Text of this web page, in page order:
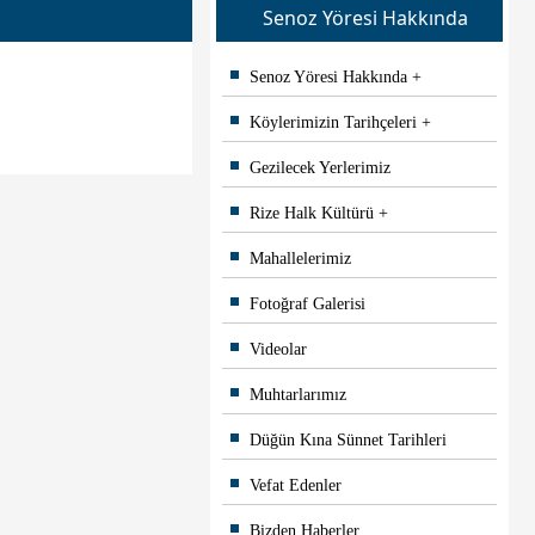
Senoz Yöresi Hakkında
Senoz Yöresi Hakkında
Köylerimizin Tarihçeleri
Gezilecek Yerlerimiz
Rize Halk Kültürü
Mahallelerimiz
Fotoğraf Galerisi
Videolar
Muhtarlarımız
Düğün Kına Sünnet Tarihleri
Vefat Edenler
Bizden Haberler